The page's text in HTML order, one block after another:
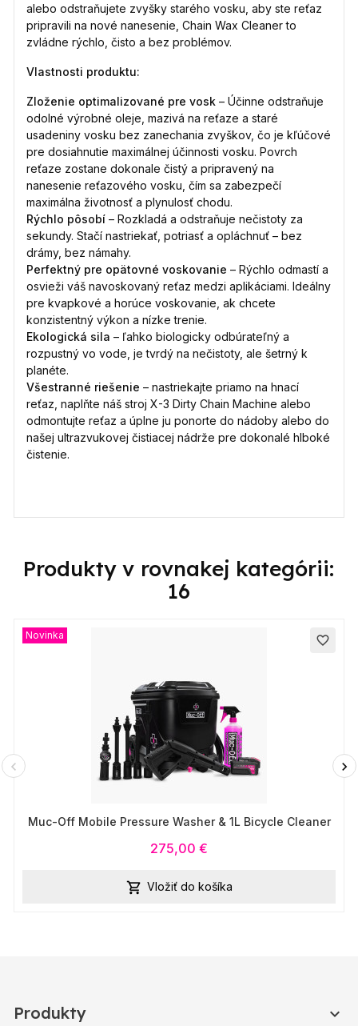
alebo odstraňujete zvyšky starého vosku, aby ste reťaz
pripravili na nové nanesenie, Chain Wax Cleaner to
zvládne rýchlo, čisto a bez problémov.
Vlastnosti produktu:
Zloženie optimalizované pre vosk – Účinne odstraňuje
odolné výrobné oleje, mazivá na reťaze a staré
usadeniny vosku bez zanechania zvyškov, čo je kľúčové
pre dosiahnutie maximálnej účinnosti vosku. Povrch
reťaze zostane dokonale čistý a pripravený na
nanesenie reťazového vosku, čím sa zabezpečí
maximálna životnosť a plynulosť chodu.
Rýchlo pôsobí – Rozkladá a odstraňuje nečistoty za
sekundy. Stačí nastriekať, potriasť a opláchnuť – bez
drámy, bez námahy.
Perfektný pre opätovné voskovanie – Rýchlo odmastí a
osvieži váš navoskovaný reťaz medzi aplikáciami. Ideálny
pre kvapkové a horúce voskovanie, ak chcete
konzistentný výkon a nízke trenie.
Ekologická sila – ľahko biologicky odbúrateľný a
rozpustný vo vode, je tvrdý na nečistoty, ale šetrný k
planéte.
Všestranné riešenie – nastriekajte priamo na hnací
reťaz, naplňte náš stroj X-3 Dirty Chain Machine alebo
odmontujte reťaz a úplne ju ponorte do nádoby alebo do
našej ultrazvukovej čistiacej nádrže pre dokonalé hlboké
čistenie.
Produkty v rovnakej kategórii:
16
favorite_border
Novinka
Muc-Off Mobile Pressure Washer & 1L Bicycle Cleaner
275,00 €
 Vložiť do košíka
Produkty 